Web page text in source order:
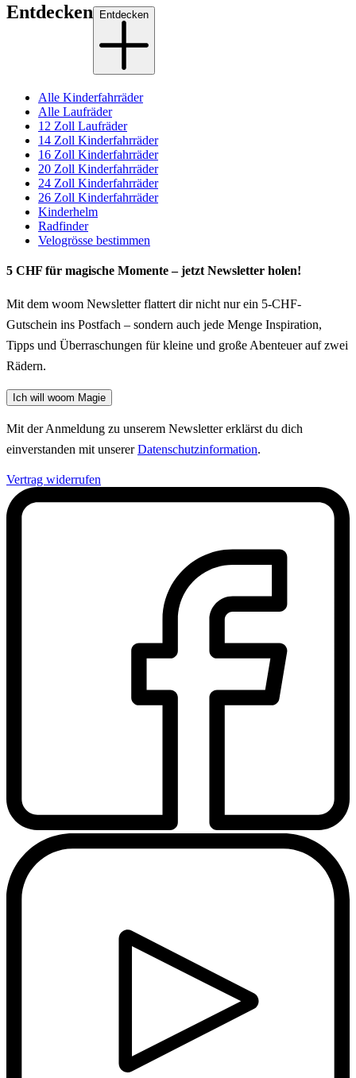
Entdecken Entdecken
Alle Kinderfahrräder
Alle Laufräder
12 Zoll Laufräder
14 Zoll Kinderfahrräder
16 Zoll Kinderfahrräder
20 Zoll Kinderfahrräder
24 Zoll Kinderfahrräder
26 Zoll Kinderfahrräder
Kinderhelm
Radfinder
Velogrösse bestimmen
5 CHF für magische Momente – jetzt Newsletter holen!
Mit dem woom Newsletter flattert dir nicht nur ein 5-CHF-
Gutschein ins Postfach – sondern auch jede Menge Inspiration,
Tipps und Überraschungen für kleine und große Abenteuer auf zwei
Rädern.
Ich will woom Magie
Mit der Anmeldung zu unserem Newsletter erklärst du dich
einverstanden mit unsererDatenschutzinformation.
Vertrag widerrufen